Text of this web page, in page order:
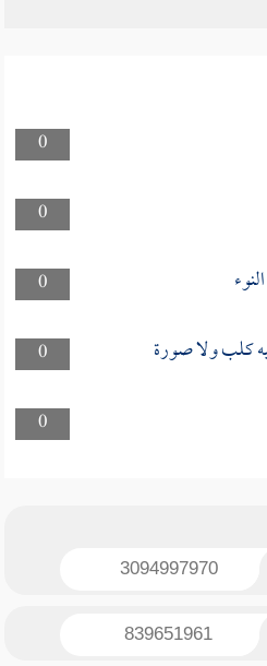
0
0
0
0
كلب ولا صورة
0
3094997970
839651961